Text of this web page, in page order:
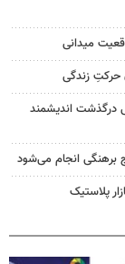
میدانی
حرکتِ زندگی
درگذشت اندیشمند
برهنگی انجام می‌شود
پلاستیک